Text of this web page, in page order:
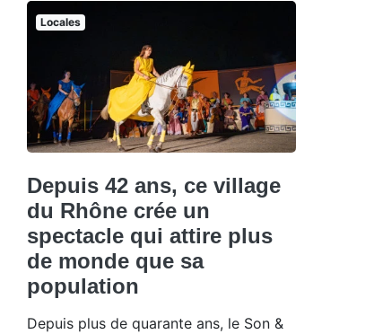
Locales
Depuis 42 ans, ce village
du Rhône crée un
spectacle qui attire plus
de monde que sa
population
Depuis plus de quarante ans, le Son &